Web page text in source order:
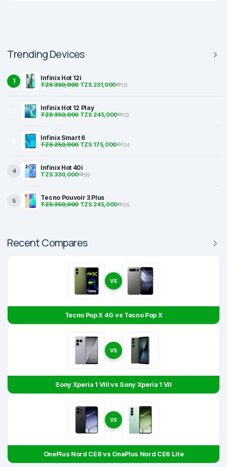
Trending Devices
1 Infinix Hot 12i
TZS 330,000TZS 231,000 113
Infinix Hot 12 Play
TZS 350,000TZS 245,000 113
Infinix Smart 6
TZS 250,000TZS 175,000 104
4 Infinix Hot 40i
TZS 330,000 99
5 Tecno Pouvoir 3 Plus
TZS 350,000TZS 245,000 96
Recent Compares
VS
Tecno Pop X 4G vs Tecno Pop X
VS
Sony Xperia 1 VIII vs Sony Xperia 1 VII
VS
OnePlus Nord CE6 vs OnePlus Nord CE6 Lite